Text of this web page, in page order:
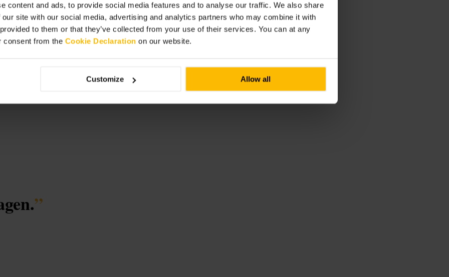
content and ads, to provide social media features and to analyse our traffic. We also share
site with our social media, advertising and analytics partners who may combine it with
to them or that they’ve collected from your use of their services. You can at any
consent from the Cookie Declaration on our website.
Customize Allow all
42
”